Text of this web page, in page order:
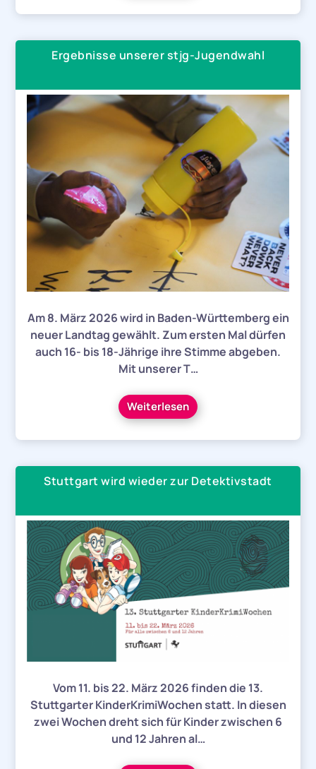
Ergebnisse unserer stjg-Jugendwahl
Am 8. März 2026 wird in Baden-Württemberg ein
neuer Landtag gewählt. Zum ersten Mal dürfen
auch 16- bis 18-Jährige ihre Stimme abgeben.
Mit unserer T…
Weiterlesen
Stuttgart wird wieder zur Detektivstadt
Vom 11. bis 22. März 2026 finden die 13.
Stuttgarter KinderKrimiWochen statt. In diesen
zwei Wochen dreht sich für Kinder zwischen 6
und 12 Jahren al…